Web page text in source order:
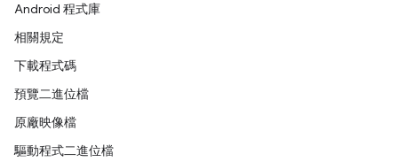
Android 程式庫
相關規定
下載程式碼
預覽二進位檔
原廠映像檔
驅動程式二進位檔